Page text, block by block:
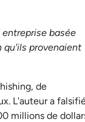
basée
qu'ils provenaient
de
L'auteur a
millions de